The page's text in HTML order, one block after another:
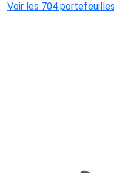
Voir les 704